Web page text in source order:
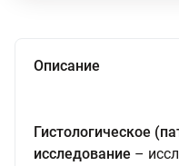
Описание
Гистологическое
исследование –